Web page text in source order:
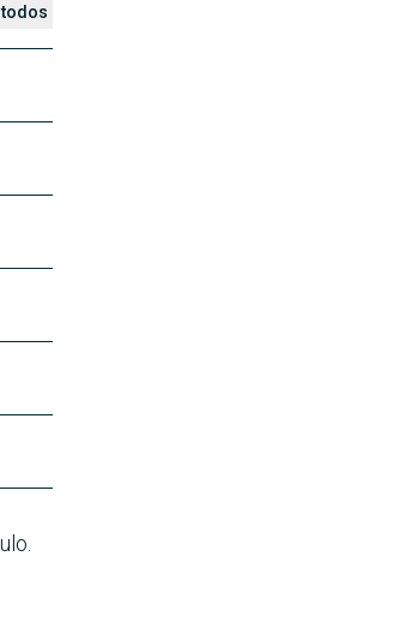
todos